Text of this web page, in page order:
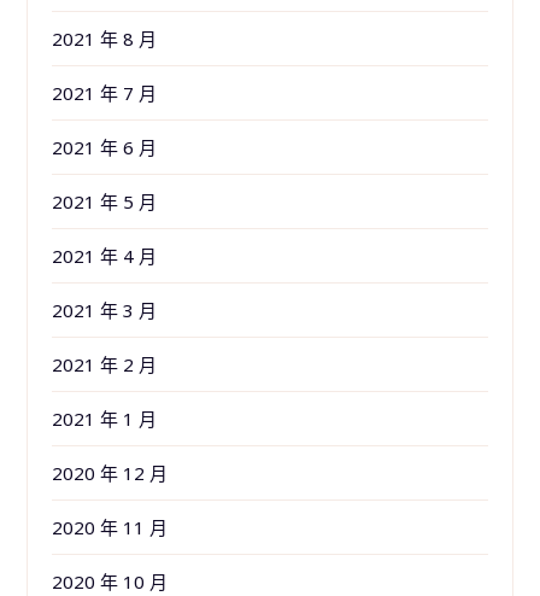
2021 年 8 月
2021 年 7 月
2021 年 6 月
2021 年 5 月
2021 年 4 月
2021 年 3 月
2021 年 2 月
2021 年 1 月
2020 年 12 月
2020 年 11 月
2020 年 10 月